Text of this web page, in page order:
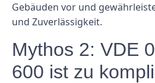
Gebäuden vor und
und Zuverlässigkeit.
Mythos 2: VDE
600 ist zu